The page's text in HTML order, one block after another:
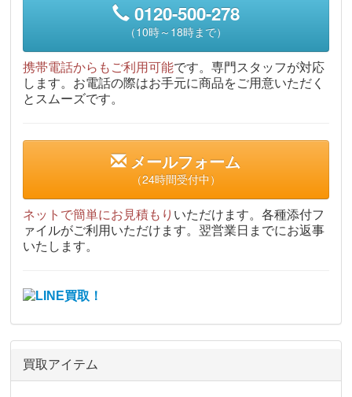
0120-500-278
（10時～18時まで）
携帯電話からもご利用可能です。専門スタッフが対応
します。お電話の際はお手元に商品をご用意いただく
とスムーズです。
メールフォーム
（24時間受付中）
ネットで簡単にお見積もり いただけます。各種添付フ
ァイルがご利用いただけます。翌営業日までにお返事
いたします。
買取アイテム